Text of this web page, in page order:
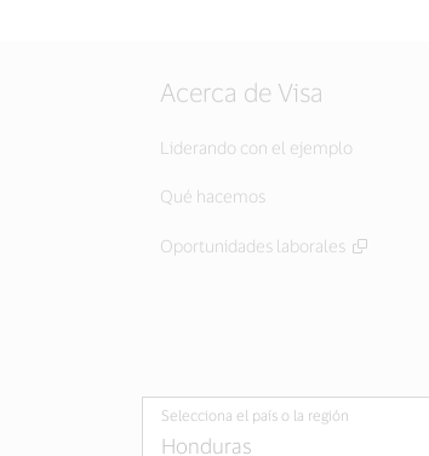
Acerca de Visa
Liderando con el ejemplo
Qué hacemos
Oportunidades laborales
Selecciona el país o la región